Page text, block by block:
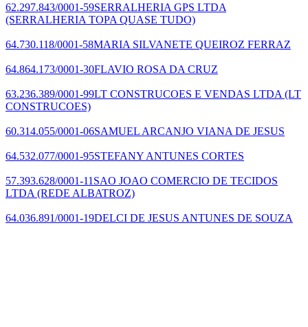
62.297.843/0001-59SERRALHERIA GPS LTDA
(SERRALHERIA TOPA QUASE TUDO)
64.730.118/0001-58MARIA SILVANETE QUEIROZ FERRAZ
64.864.173/0001-30FLAVIO ROSA DA CRUZ
63.236.389/0001-99LT CONSTRUCOES E VENDAS LTDA (LT
CONSTRUCOES)
60.314.055/0001-06SAMUEL ARCANJO VIANA DE JESUS
64.532.077/0001-95STEFANY ANTUNES CORTES
57.393.628/0001-11 SAO JOAO COMERCIO DE TECIDOS
LTDA (REDE ALBATROZ)
64.036.891/0001-19DELCI DE JESUS ANTUNES DE SOUZA